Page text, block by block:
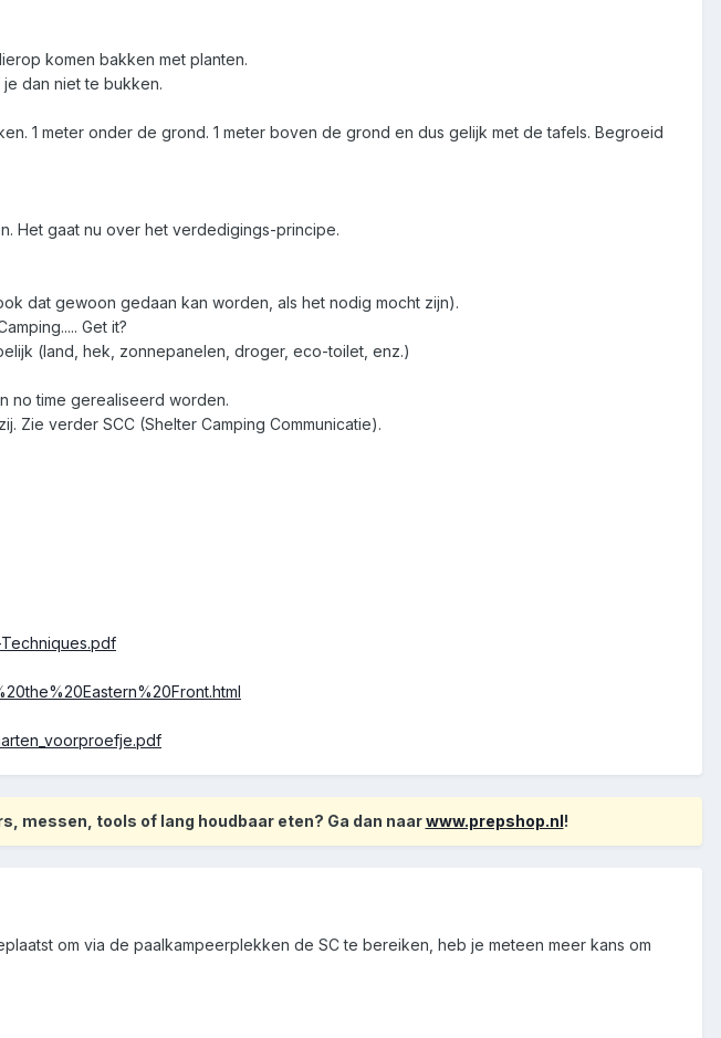
komen bakken met planten.
dan niet te bukken.
1 meter onder de grond. 1 meter boven de grond en dus gelijk met de tafels. Begroeid
Het gaat nu over het verdedigings-principe.
dat gewoon gedaan kan worden, als het nodig mocht zijn).
Get it?
(land, hek, zonnepanelen, droger, eco-toilet, enz.)
no time gerealiseerd worden.
Zie verder SCC (Shelter Camping Communicatie).
messen, tools of lang houdbaar eten? Ga dan naarwww.prepshop.nl!
om via de paalkampeerplekken de SC te bereiken, heb je meteen meer kans om